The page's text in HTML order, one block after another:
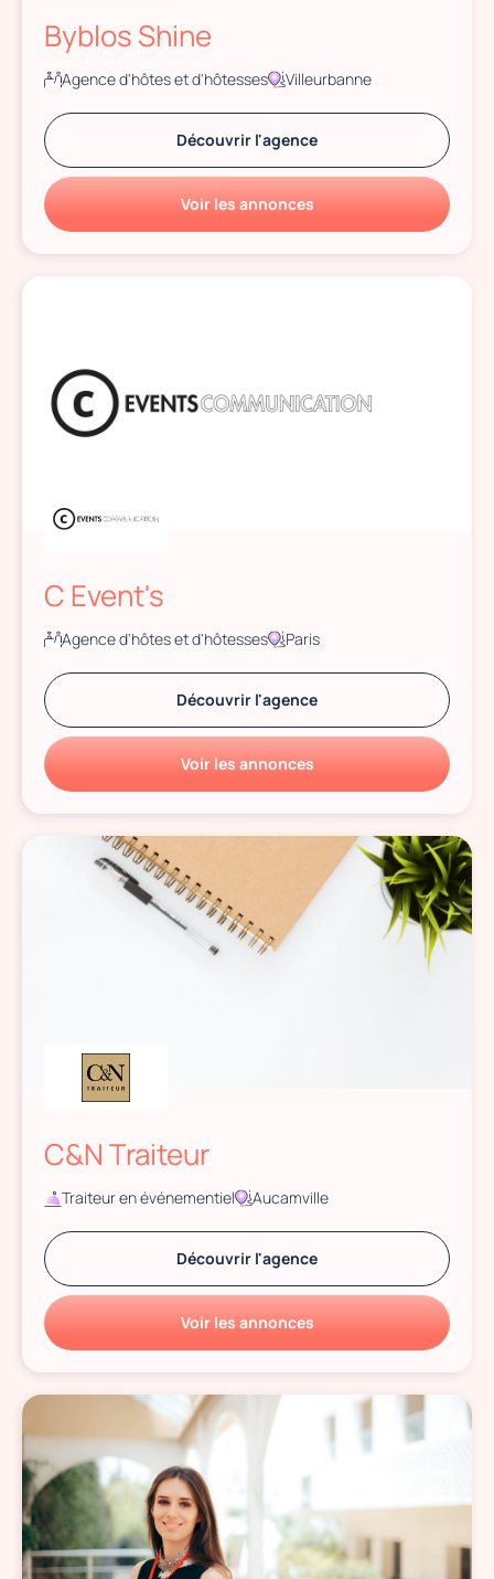
Byblos Shine
Agence d'hôtes et d'hôtesses Villeurbanne
Découvrir l'agence
Voir les annonces
C Event's
Agence d'hôtes et d'hôtesses Paris
Découvrir l'agence
Voir les annonces
C&N Traiteur
Traiteur en événementiel Aucamville
Découvrir l'agence
Voir les annonces